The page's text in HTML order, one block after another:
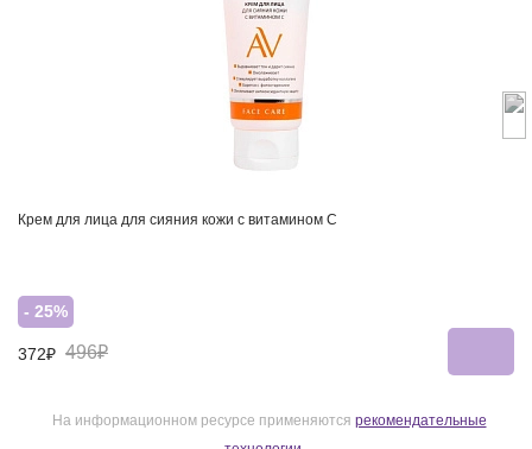
Крем для лица для сияния кожи с витамином С
- 25%
372₽ 496₽
На информационном ресурсе применяются рекомендательные